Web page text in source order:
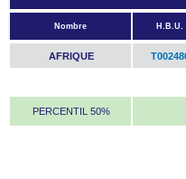
Nombre H.B.U.
AFRIQUE
PERCENTIL 50%